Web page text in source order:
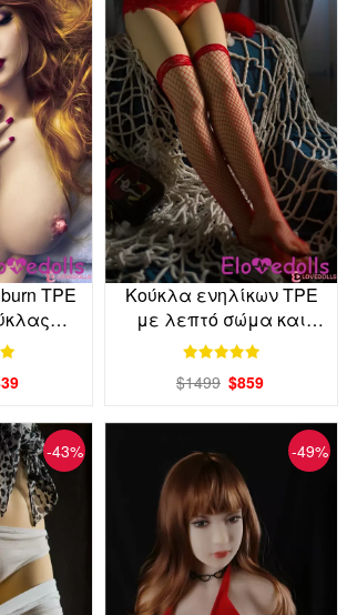
TPE
Direct
Κούκλα ενηλίκων TPE
με λεπτό σώμα και
δαντέλα 116cm Factory
$1499 $859
-43% -49%